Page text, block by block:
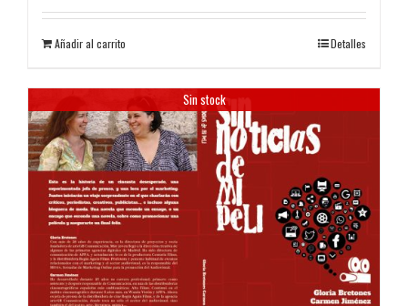
Añadir al carrito Detalles
Sin stock